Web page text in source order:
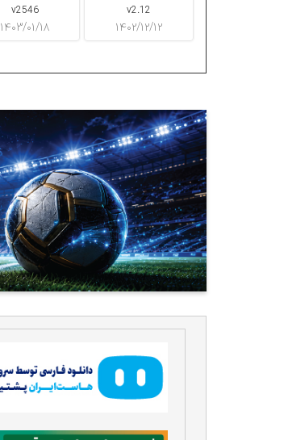
v2546
۱۴۰۳/۰۱/۱۸
v2.12
۱۴۰۲/۱۲/۱۲